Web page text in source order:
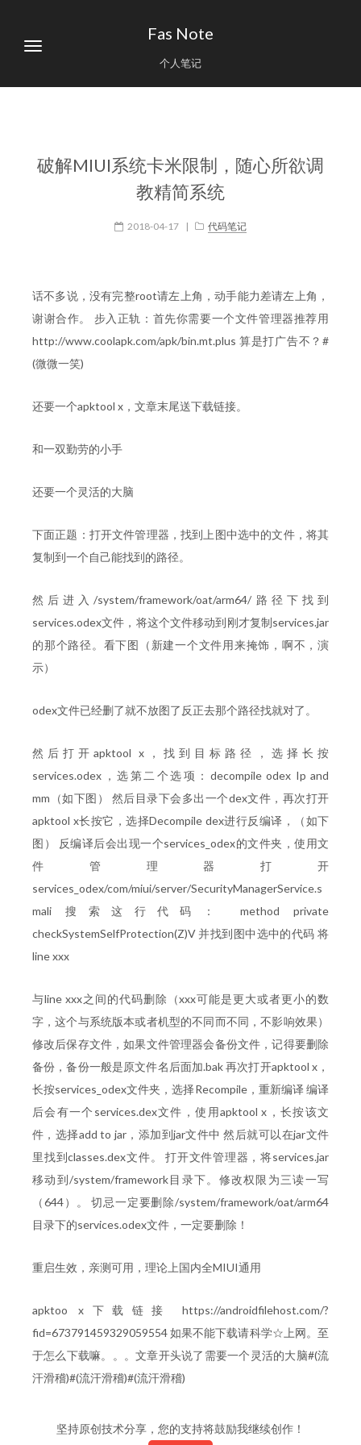
Fas Note
个人笔记
破解MIUI系统卡米限制，随心所欲调
教精简系统
2018-04-17 | 代码笔记
话不多说，没有完整root请左上角，动手能力差请左上角，
谢谢合作。 步入正轨：首先你需要一个文件管理器推荐用
http://www.coolapk.com/apk/bin.mt.plus 算是打广告不？#
(微微一笑)
还要一个apktool x，文章末尾送下载链接。
和一双勤劳的小手
还要一个灵活的大脑
下面正题：打开文件管理器，找到上图中选中的文件，将其
复制到一个自己能找到的路径。
然后进入/system/framework/oat/arm64/路径下找到
services.odex文件，将这个文件移动到刚才复制services.jar
的那个路径。看下图（新建一个文件用来掩饰，啊不，演
示）
odex文件已经删了就不放图了反正去那个路径找就对了。
然后打开apktool x，找到目标路径，选择长按
services.odex，选第二个选项：decompile odex Ip and
mm（如下图） 然后目录下会多出一个dex文件，再次打开
apktool x长按它，选择Decompile dex进行反编译，（如下
图） 反编译后会出现一个services_odex的文件夹，使用文
件管理器打开
services_odex/com/miui/server/SecurityManagerService.s
mali 搜索这行代码： method private
checkSystemSelfProtection(Z)V 并找到图中选中的代码 将
line xxx
与line xxx之间的代码删除（xxx可能是更大或者更小的数
字，这个与系统版本或者机型的不同而不同，不影响效果）
修改后保存文件，如果文件管理器会备份文件，记得要删除
备份，备份一般是原文件名后面加.bak 再次打开apktool x，
长按services_odex文件夹，选择Recompile，重新编译 编译
后会有一个services.dex文件，使用apktool x，长按该文
件，选择add to jar，添加到jar文件中 然后就可以在jar文件
里找到classes.dex文件。 打开文件管理器，将services.jar
移动到/system/framework目录下。修改权限为三读一写
（644）。 切忌一定要删除/system/framework/oat/arm64
目录下的services.odex文件，一定要删除！
重启生效，亲测可用，理论上国内全MIUI通用
apktoo x下载链接 https://androidfilehost.com/?
fid=673791459329059554 如果不能下载请科学☆上网。至
于怎么下载嘛。。。文章开头说了需要一个灵活的大脑#(流
汗滑稽)#(流汗滑稽)#(流汗滑稽)
坚持原创技术分享，您的支持将鼓励我继续创作！